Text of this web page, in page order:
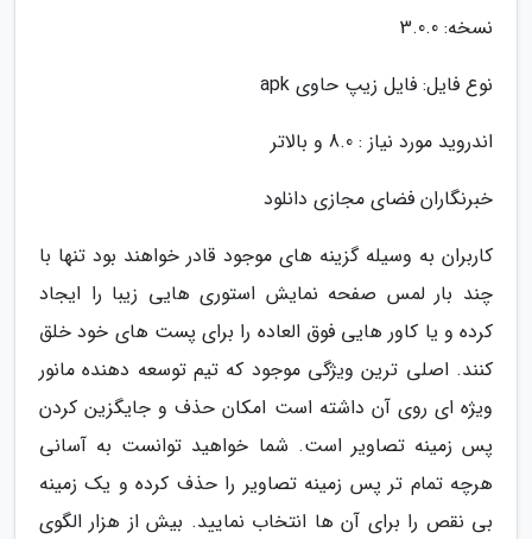
نسخه: 3.0.0
نوع فایل: فایل زیپ حاوی apk
اندروید مورد نیاز : 8.0 و بالاتر
خبرنگاران فضای مجازی دانلود
کاربران به وسیله گزینه های موجود قادر خواهند بود تنها با
چند بار لمس صفحه نمایش استوری هایی زیبا را ایجاد
کرده و یا کاور هایی فوق العاده را برای پست های خود خلق
کنند. اصلی ترین ویژگی موجود که تیم توسعه دهنده مانور
ویژه ای روی آن داشته است امکان حذف و جایگزین کردن
پس زمینه تصاویر است. شما خواهید توانست به آسانی
هرچه تمام تر پس زمینه تصاویر را حذف کرده و یک زمینه
بی نقص را برای آن ها انتخاب نمایید. بیش از هزار الگوی